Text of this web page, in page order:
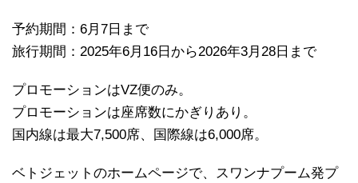
予約期間：6月7日まで
旅行期間：2025年6月16日から2026年3月28日まで
プロモーションはVZ便のみ。
プロモーションは座席数にかぎりあり。
国内線は最大7,500席、国際線は6,000席。
ベトジェットのホームページで、スワンナプーム発プ